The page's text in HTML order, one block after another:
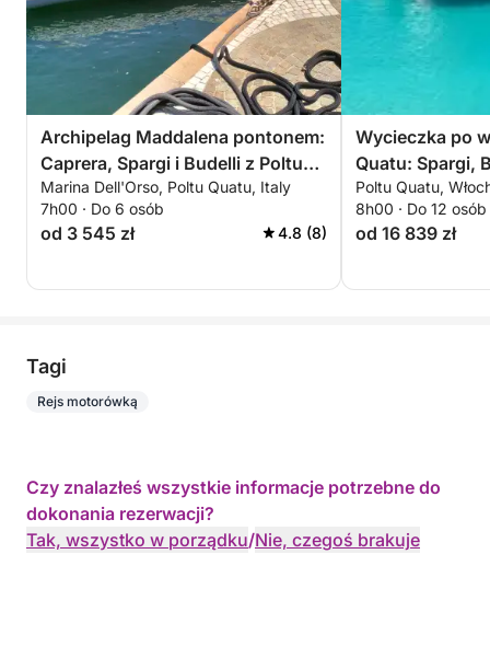
Archipelag Maddalena pontonem:
Caprera, Spargi i Budelli z Poltu
Quatu
Marina Dell'Orso, Poltu Quatu, Italy
7h00 · Do 6 osób
od 3 545 zł 4.8 (8)
Wycieczka po
Quatu: Spargi,
Maddalena
Poltu Quatu,
8h00 · Do 12 osób
od 16 839 zł
Tagi
Rejs motorówką
Czy znalazłeś wszystkie informacje potrzebne do
dokonania rezerwacji?
Tak, wszystko w porządku/Nie, czegoś brakuje